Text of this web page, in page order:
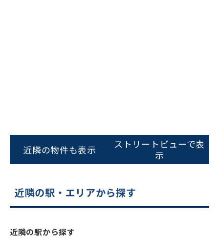
スムーズにご案内できます
0120-620-213
近隣の物件も表示
ストリートビューで表
示
近隣の駅・エリアから探す
近隣の駅から探す